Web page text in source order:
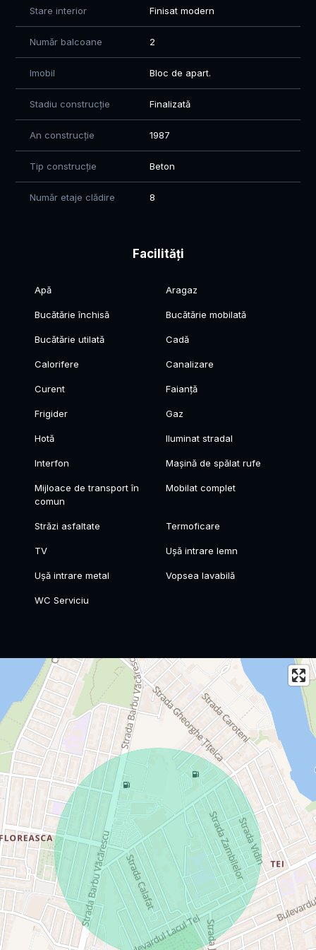
Stare interior Finisat modern
Număr balcoane 2
Imobil Bloc de apart.
Stadiu construcție Finalizată
An construcție 1987
Tip construcție Beton
Număr etaje clădire 8
Facilități
Apă Aragaz
Bucătărie închisă Bucătărie mobilată
Bucătărie utilată Cadă
Calorifere Canalizare
Curent Faianță
Frigider Gaz
Hotă Iluminat stradal
Interfon Mașină de spălat rufe
Mijloace de transport în
comun
Mobilat complet
Străzi asfaltate Termoficare
TV Ușă intrare lemn
Ușă intrare metal Vopsea lavabilă
WC Serviciu